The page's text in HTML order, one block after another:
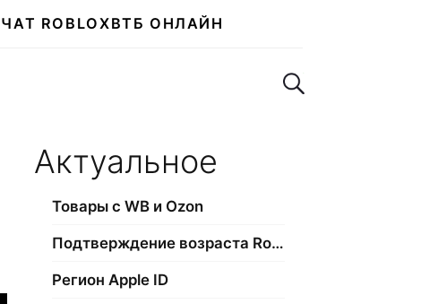
ЧАТ ROBLOXВТБ ОНЛАЙН
Поиск по сайту
Актуальное
Товары с WB и Ozon
Подтверждение возраста Roblox
Регион Apple ID